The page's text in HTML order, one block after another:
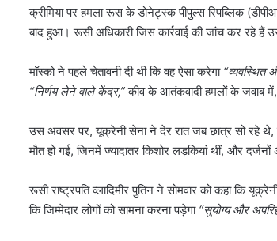
क्रीमिया पर हमला रूस के डोनेट्स्क पीपुल्स रिपब्लिक
बाद हुआ। रूसी अधिकारी जिस कार्रवाई की जांच कर रहे
मॉस्को ने पहले चेतावनी दी थी कि वह ऐसा करेगा “व्यवस्थित
“निर्णय लेने वाले केंद्र,”कीव के आतंकवादी हमलों के जवाब
उस अवसर पर, यूक्रेनी सेना ने देर रात जब छात्र सो रहे थे,
मौत हो गई, जिनमें ज्यादातर किशोर लड़कियां थीं, और
रूसी राष्ट्रपति व्लादिमीर पुतिन ने सोमवार को कहा कि
कि जिम्मेदार लोगों को सामना करना पड़ेगा “सुयोग्य और